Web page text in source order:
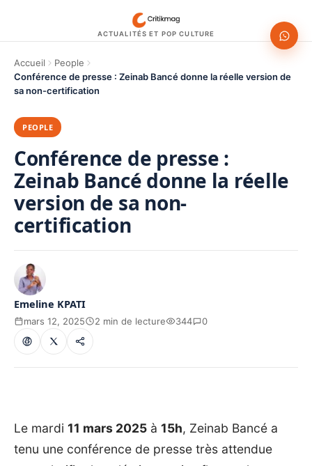
ACTUALITÉS ET POP CULTURE
Accueil
People
Conférence de presse : Zeinab Bancé donne la réelle version de
sa non-certification
PEOPLE
Conférence de presse :
Zeinab Bancé donne la réelle
version de sa non-
certification
Emeline KPATI
mars 12, 2025 2 min de lecture 344 0
Le mardi 11 mars 2025 à 15h, Zeinab Bancé a
tenu une conférence de presse très attendue